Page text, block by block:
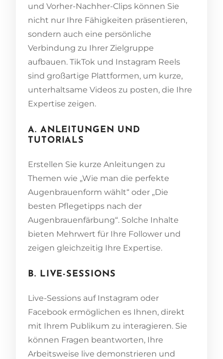
und Vorher-Nachher-Clips können Sie
nicht nur Ihre Fähigkeiten präsentieren,
sondern auch eine persönliche
Verbindung zu Ihrer Zielgruppe
aufbauen. TikTok und Instagram Reels
sind großartige Plattformen, um kurze,
unterhaltsame Videos zu posten, die Ihre
Expertise zeigen.
A. ANLEITUNGEN UND
TUTORIALS
Erstellen Sie kurze Anleitungen zu
Themen wie „Wie man die perfekte
Augenbrauenform wählt“ oder „Die
besten Pflegetipps nach der
Augenbrauenfärbung“. Solche Inhalte
bieten Mehrwert für Ihre Follower und
zeigen gleichzeitig Ihre Expertise.
B. LIVE-SESSIONS
Live-Sessions auf Instagram oder
Facebook ermöglichen es Ihnen, direkt
mit Ihrem Publikum zu interagieren. Sie
können Fragen beantworten, Ihre
Arbeitsweise live demonstrieren und